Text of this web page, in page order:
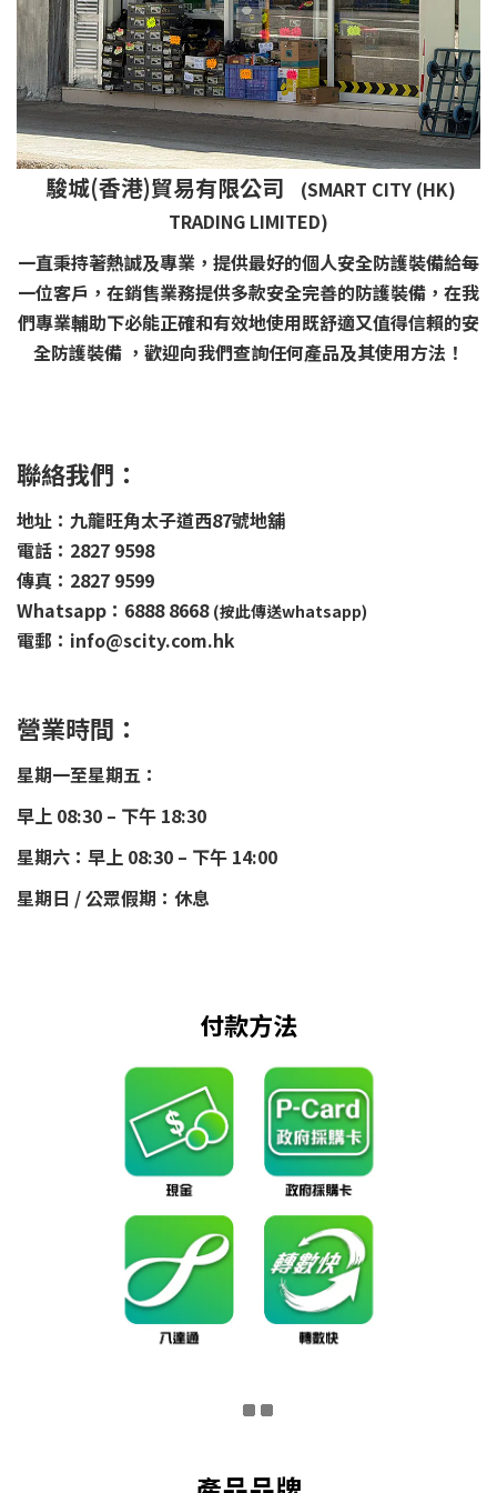
駿城(香港)貿易有限公司
(SMART CITY (HK)
TRADING LIMITED)
一直秉持著熱誠及專業，提供最好的個人安全防護裝備給每
一位客戶，在銷售業務提供多款安全完善的防護裝備，在我
們專業輔助下必能正確和有效地使用既舒適又值得信賴的安
全防護裝備 ，歡迎向我們查詢任何產品及其使用方法！
聯絡我們：
地址：九龍旺角太子道西87號地舖
電話：2827 9598
傳真：2827 9599
Whatsapp：6888 8668 (按此傳送whatsapp)
電郵：info@scity.com.hk
營業時間：
星期一至星期五：
早上 08:30 – 下午 18:30
星期六：早上 08:30 – 下午 14:00
星期日 / 公眾假期：休息
付款方法